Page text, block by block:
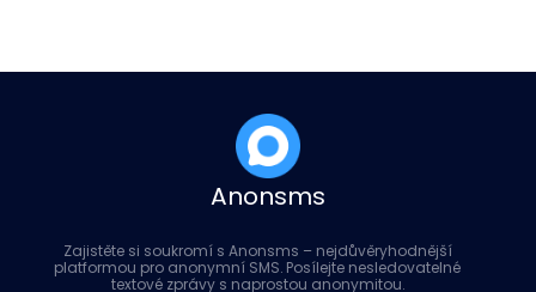
Anonsms
Zajistěte si soukromí s Anonsms – nejdůvěryhodnější
platformou pro anonymní SMS. Posílejte nesledovatelné
textové zprávy s naprostou anonymitou.